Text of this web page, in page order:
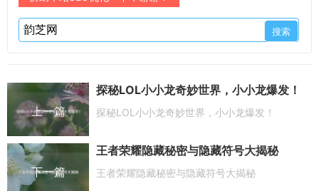
上一篇
探秘LOL小小龙奇妙世界，小小龙爆发！
探秘LOL小小龙奇妙世界，小小龙爆发！
下一篇
王者荣耀隐藏秘密与隐藏符号大揭秘
王者荣耀隐藏秘密与隐藏符号大揭秘